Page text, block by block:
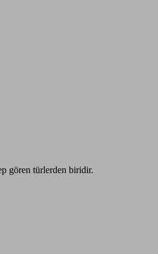
gören türlerden biridir.